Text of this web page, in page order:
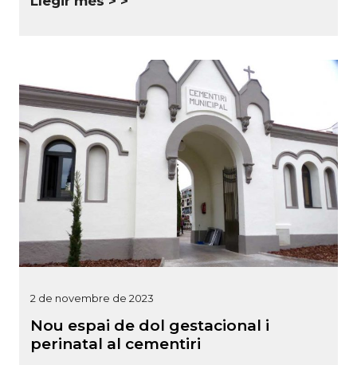
2 de novembre de 2023
Nou espai de dol gestacional i
perinatal al cementiri